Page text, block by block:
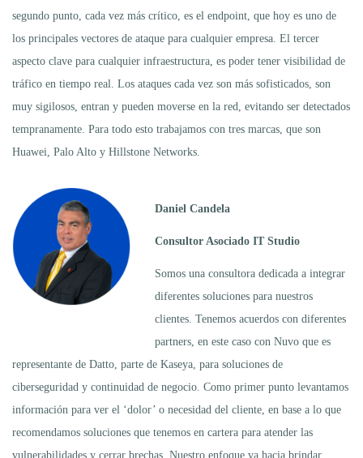
segundo punto, cada vez más crítico, es el endpoint, que hoy es uno de
los principales vectores de ataque para cualquier empresa. El tercer
aspecto clave para cualquier infraestructura, es poder tener visibilidad de
tráfico en tiempo real. Los ataques cada vez son más sofisticados, son
muy sigilosos, entran y pueden moverse en la red, evitando ser detectados
tempranamente. Para todo esto trabajamos con tres marcas, que son
Huawei, Palo Alto y Hillstone Networks.
Daniel Candela
Consultor Asociado IT Studio
Somos una consultora dedicada a integrar
diferentes soluciones para nuestros
clientes. Tenemos acuerdos con diferentes
partners, en este caso con Nuvo que es
representante de Datto, parte de Kaseya, para soluciones de
ciberseguridad y continuidad de negocio. Como primer punto levantamos
información para ver el ‘dolor’ o necesidad del cliente, en base a lo que
recomendamos soluciones que tenemos en cartera para atender las
vulnerabilidades y cerrar brechas. Nuestro enfoque va hacia brindar